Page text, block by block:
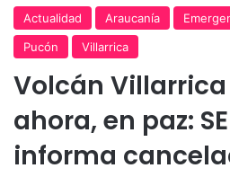
Actualidad Araucanía
Pucón
Villarrica
Volcán
ahora, en paz:
informa